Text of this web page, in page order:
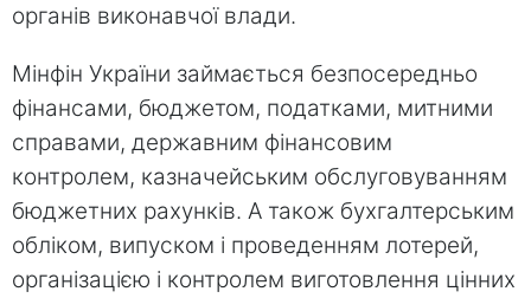
органів виконавчої влади.
Мінфін України займається безпосередньо
фінансами, бюджетом, податками, митними
справами, державним фінансовим
контролем, казначейським обслуговуванням
бюджетних рахунків. А також бухгалтерським
обліком, випуском і проведенням лотерей,
організацією і контролем виготовлення цінних